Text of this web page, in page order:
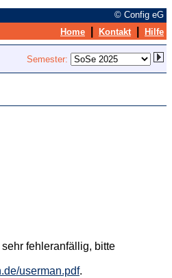
© Config eG
Home Kontakt Hilfe
Semester:
fehleranfällig, bitte
userman.pdf.